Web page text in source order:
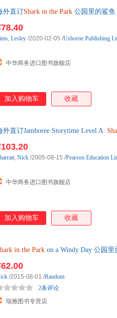
外直订Shark in the Park 公园里的鲨鱼
中华商务进口图书旗舰店
, Lesley /2020-02-05 /Usborne Publishing
加入购物车 收藏
外直订Jamboree Storytime Level A:
中华商务进口图书旗舰店
, Nick /2005-08-15 /Pearson Education
加入购物车 收藏
in the Park on a Windy Day 公园
瑞雅图书专营店
2条评论
/2015-08-01 /Random